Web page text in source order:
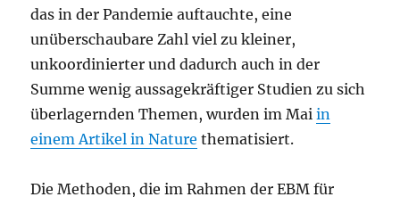
das in der Pandemie auftauchte, eine
unüberschaubare Zahl viel zu kleiner,
unkoordinierter und dadurch auch in der
Summe wenig aussagekräftiger Studien zu sich
überlagernden Themen, wurden im Maiin
einem Artikel in Nature thematisiert.
Die Methoden, die im Rahmen der EBM für